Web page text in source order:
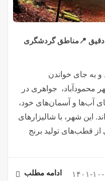
دقیق 📍مناطق گردشگری
به جای خواندن
محمودآباد، جواهری در
آب‌ها و آسمان‌های خود،
این شهر، با شالیزارهای
از قطب‌های تولید برنج
۱۰-۰۲ ادامه مطلب